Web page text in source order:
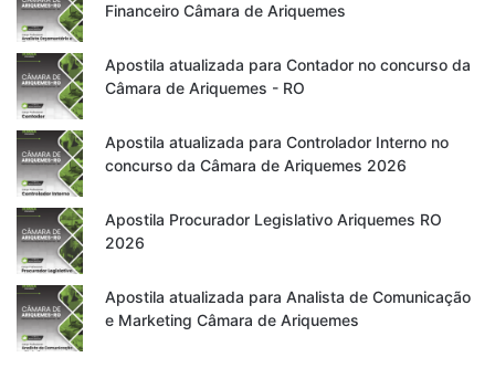
Financeiro Câmara de Ariquemes
Apostila atualizada para Contador no concurso da
Câmara de Ariquemes - RO
Apostila atualizada para Controlador Interno no
concurso da Câmara de Ariquemes 2026
Apostila Procurador Legislativo Ariquemes RO
2026
Apostila atualizada para Analista de Comunicação
e Marketing Câmara de Ariquemes